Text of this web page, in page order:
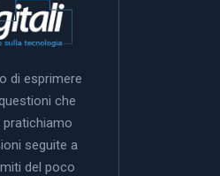
di esprimere
che
seguite a
del poco